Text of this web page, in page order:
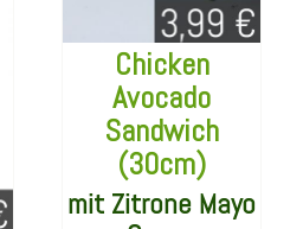
Chicken
Avocado
Sandwich
(30cm)
mit Zitrone Mayo
Greek Sandwich
(30cm)